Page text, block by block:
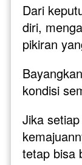
Dari
diri,
pikiran
kondisi
Jika
tetap bisa